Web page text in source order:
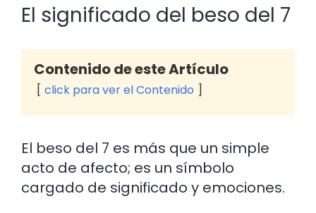
El significado del beso del 7
Contenido de este Artículo
click para ver el Contenido
El beso del 7 es más que un simple
acto de afecto; es un símbolo
cargado de significado y emociones.